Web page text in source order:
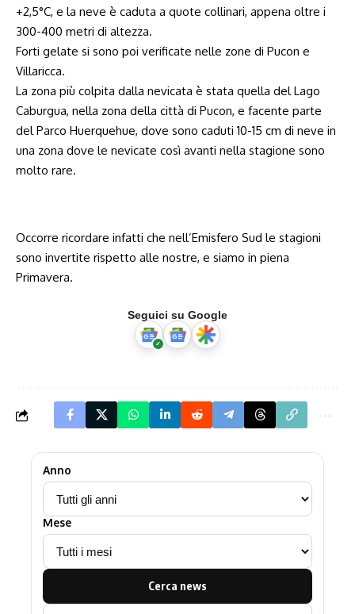
+2,5°C, e la neve è caduta a quote collinari, appena oltre i
300-400 metri di altezza.
Forti gelate si sono poi verificate nelle zone di Pucon e
Villaricca.
La zona più colpita dalla nevicata è stata quella del Lago
Caburgua, nella zona della città di Pucon, e facente parte
del Parco Huerquehue, dove sono caduti 10-15 cm di neve in
una zona dove le nevicate così avanti nella stagione sono
molto rare.
Occorre ricordare infatti che nell’Emisfero Sud le stagioni
sono invertite rispetto alle nostre, e siamo in piena
Primavera.
Seguici su Google
Anno
Mese
Cerca news